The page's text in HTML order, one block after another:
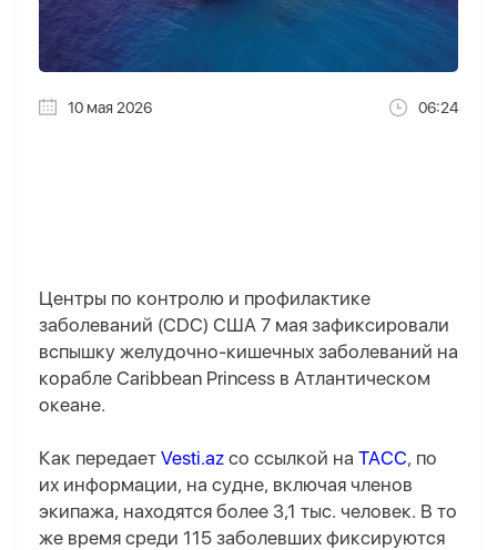
10 мая 2026 06:24
Центры по контролю и профилактике
заболеваний (CDC) США 7 мая зафиксировали
вспышку желудочно-кишечных заболеваний на
корабле Caribbean Princess в Атлантическом
океане.
Как передает Vesti.az со ссылкой на ТАСС, по
их информации, на судне, включая членов
экипажа, находятся более 3,1 тыс. человек. В то
же время среди 115 заболевших фиксируются